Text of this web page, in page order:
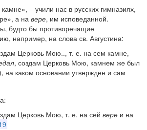
– учили нас в русских гимназиях,
а на вере, им исповеданной.
будто бы противоречащие
например, на слова св. Августина:
Церковь Мою.., т. е. на сем камне,
, создам Церковь Мою, камнем же был
на каком основании утвержден и сам
Церковь Мою, т. е. на сей вере и на